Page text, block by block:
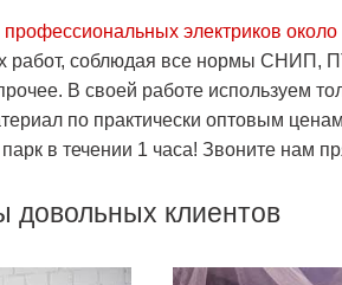
электриков
работ, соблюдая все нормы
В своей работе используем
по практически оптовым
в течении 1 часа! Звоните нам
довольных клиентов